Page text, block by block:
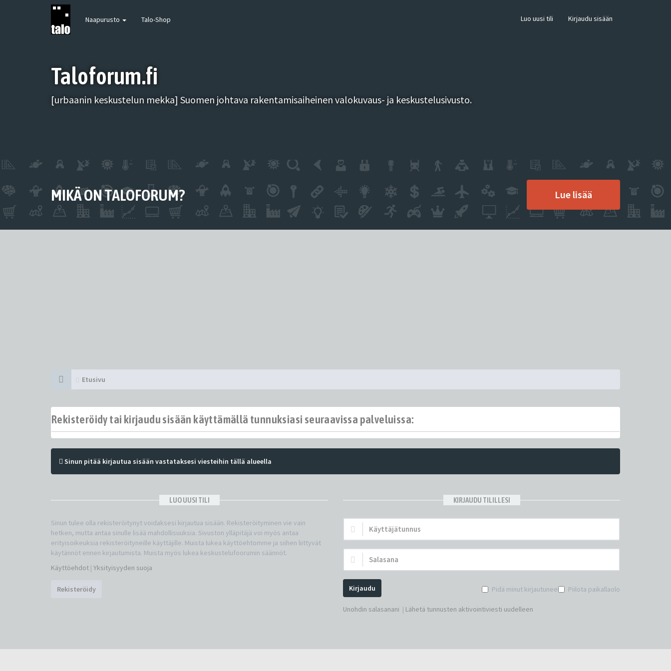
Naapurusto Talo-Shop Luo uusi tili Kirjaudu sisään
Taloforum.fi
[urbaanin keskustelun mekka] Suomen johtava rakentamisaiheinen valokuvaus- ja keskustelusivusto.
MIKÄ ON TALOFORUM? Lue lisää
Etusivu
Rekisteröidy tai kirjaudu sisään käyttämällä tunnuksiasi seuraavissa palveluissa:
Sinun pitää kirjautua sisään vastataksesi viesteihin tällä alueella
LUO UUSI TILI
Sinun tulee olla rekisteröitynyt voidaksesi kirjautua sisään. Rekisteröityminen vie vain
hetken, mutta antaa sinulle lisää mahdollisuuksia. Sivuston ylläpitäjä voi myös antaa
erityisoikeuksia rekisteröityneille käyttäjille. Muista lukea käyttöehtomme ja siihen liittyvät
käytännöt ennen kirjautumista. Muista myös lukea keskustelufoorumin säännöt.
Käyttöehdot | Yksityisyyden suoja
Rekisteröidy
KIRJAUDU TILILLESI
Käyttäjätunnus:
Salasana:
Pidä minut kirjautuneena Piilota paikallaolo
Kirjaudu
Unohdin salasanani | Lähetä tunnusten aktivointiviesti uudelleen